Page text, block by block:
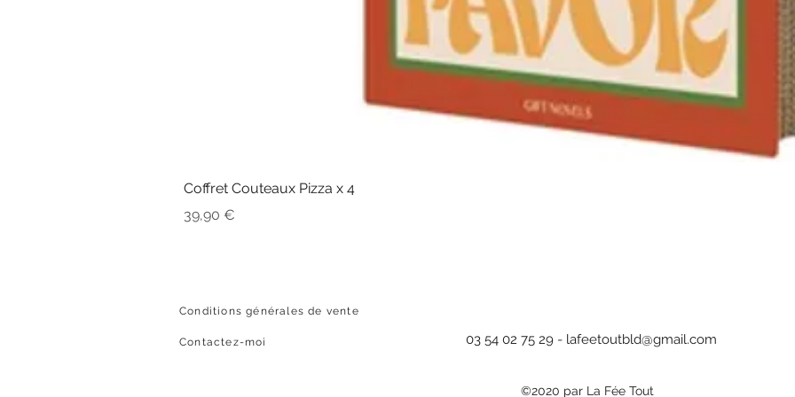
Coffret Couteaux Pizza x 4
Prix
39,90 €
Conditions générales de vente
Contactez-moi 03 54 02 75 29 - lafeetoutbld@gmail.com
©2020 par La Fée Tout